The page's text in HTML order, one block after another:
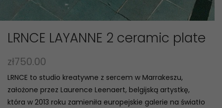
LRNCE LAYANNE 2 ceramic plate
zł750.00
LRNCE to studio kreatywne z sercem w Marrakeszu,
założone przez Laurence Leenaert, belgijską artystkę,
która w 2013 roku zamieniła europejskie galerie na światło